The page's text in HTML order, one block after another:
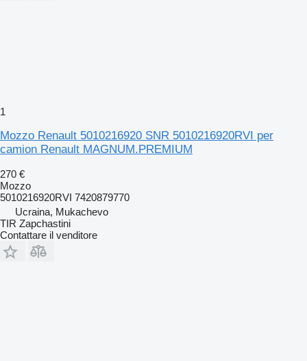
1
Mozzo Renault 5010216920 SNR 5010216920RVI per
camion Renault MAGNUM.PREMIUM
270 €
Mozzo
5010216920RVI 7420879770
Ucraina, Mukachevo
TIR Zapchastini
Contattare il venditore